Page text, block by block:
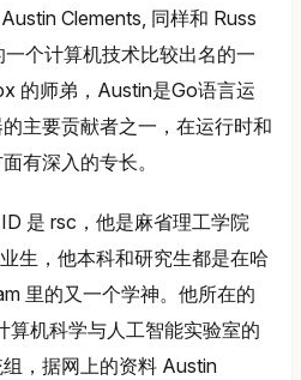
Clements, 同样和 Russ
个计算机技术比较出名的一
的师弟，Austin是Go语言运
主要贡献者之一，在运行时和
有深入的专长。
是 rsc，他是麻省理工学院
生，他本科和研究生都是在哈
里的又一个学神。他所在的
算机科学与人工智能实验室的
，据网上的资料 Austin